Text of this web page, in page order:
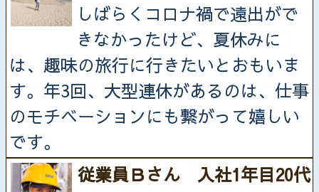
しばらくコロナ禍で遠出がで
きなかったけど、夏休みに
は、趣味の旅行に行きたいとおもいま
す。年3回、大型連休があるのは、仕事
のモチベーションにも繋がって嬉しい
です。
従業員Ｂさん 入社1年目20代